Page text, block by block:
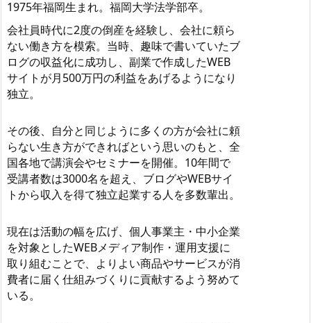
1975年福岡生まれ。福岡大学法学部卒。
会社員時代に2度の倒産を経験し、会社に頼ら
ない働き方を模索。当時、趣味で書いていたブ
ログの収益化に成功し、副業で作成したWEB
サイトが月500万円の利益をあげるようになり
独立。
その後、自分と同じように多くの方が会社に頼
らない生き方ができればという思いのもと、全
国各地で講演会やセミナーを開催。10年間で
受講者数は3000名を超え、ブログやWEBサイ
トから収入を得て独立起業する人を多数輩出。
現在は活動の幅を広げ、個人事業主・中小企業
を対象としたWEBメディア制作・運用支援に
取り組むことで、よりよい商品やサービスが消
費者に届く仕組みづくりに貢献するよう努めて
いる。